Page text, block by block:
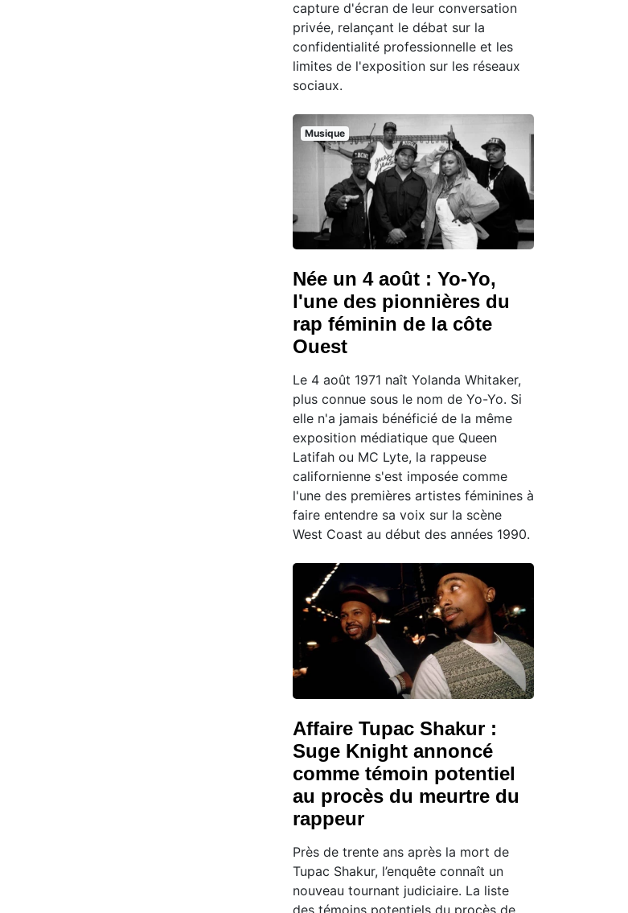
capture d'écran de leur conversation
privée, relançant le débat sur la
confidentialité professionnelle et les
limites de l'exposition sur les réseaux
sociaux.
Musique
Née un 4 août : Yo-Yo,
l'une des pionnières du
rap féminin de la côte
Ouest
Le 4 août 1971 naît Yolanda Whitaker,
plus connue sous le nom de Yo-Yo. Si
elle n'a jamais bénéficié de la même
exposition médiatique que Queen
Latifah ou MC Lyte, la rappeuse
californienne s'est imposée comme
l'une des premières artistes féminines à
faire entendre sa voix sur la scène
West Coast au début des années 1990.
Affaire Tupac Shakur :
Suge Knight annoncé
comme témoin potentiel
au procès du meurtre du
rappeur
Près de trente ans après la mort de
Tupac Shakur, l’enquête connaît un
nouveau tournant judiciaire. La liste
des témoins potentiels du procès de